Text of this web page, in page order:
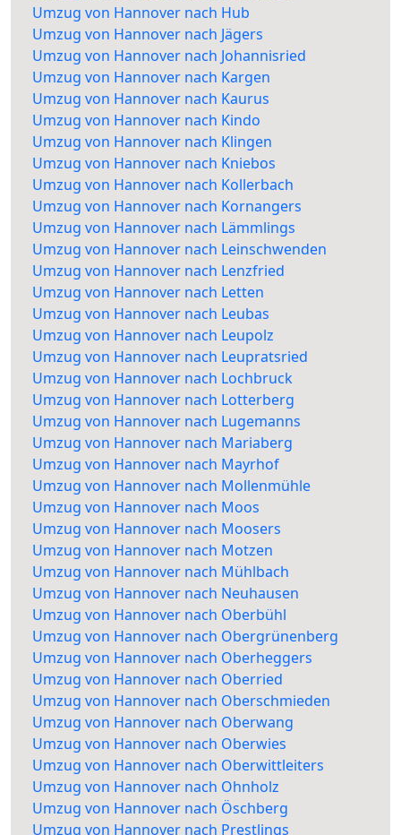
Umzug von Hannover nach Hub
Umzug von Hannover nach Jägers
Umzug von Hannover nach Johannisried
Umzug von Hannover nach Kargen
Umzug von Hannover nach Kaurus
Umzug von Hannover nach Kindo
Umzug von Hannover nach Klingen
Umzug von Hannover nach Kniebos
Umzug von Hannover nach Kollerbach
Umzug von Hannover nach Kornangers
Umzug von Hannover nach Lämmlings
Umzug von Hannover nach Leinschwenden
Umzug von Hannover nach Lenzfried
Umzug von Hannover nach Letten
Umzug von Hannover nach Leubas
Umzug von Hannover nach Leupolz
Umzug von Hannover nach Leupratsried
Umzug von Hannover nach Lochbruck
Umzug von Hannover nach Lotterberg
Umzug von Hannover nach Lugemanns
Umzug von Hannover nach Mariaberg
Umzug von Hannover nach Mayrhof
Umzug von Hannover nach Mollenmühle
Umzug von Hannover nach Moos
Umzug von Hannover nach Moosers
Umzug von Hannover nach Motzen
Umzug von Hannover nach Mühlbach
Umzug von Hannover nach Neuhausen
Umzug von Hannover nach Oberbühl
Umzug von Hannover nach Obergrünenberg
Umzug von Hannover nach Oberheggers
Umzug von Hannover nach Oberried
Umzug von Hannover nach Oberschmieden
Umzug von Hannover nach Oberwang
Umzug von Hannover nach Oberwies
Umzug von Hannover nach Oberwittleiters
Umzug von Hannover nach Ohnholz
Umzug von Hannover nach Öschberg
Umzug von Hannover nach Prestlings